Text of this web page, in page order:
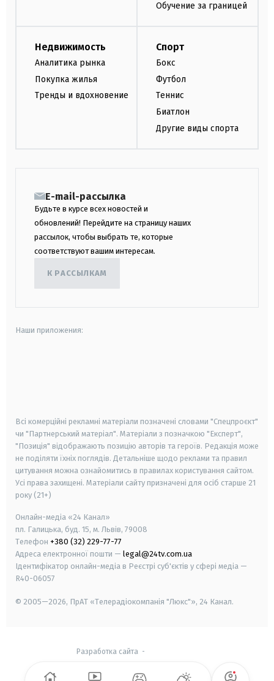
Обучение за границей
Недвижимость
Аналитика рынка
Покупка жилья
Тренды и вдохновение
Спорт
Бокс
Футбол
Теннис
Биатлон
Другие виды спорта
E-mail-рассылка
Будьте в курсе всех новостей и
обновлений! Перейдите на страницу наших
рассылок, чтобы выбрать те, которые
соответствуют вашим интересам.
К РАССЫЛКАМ
Наши приложения:
Всі комерційні рекламні матеріали позначені словами "Спецпроєкт"
чи "Партнерський матеріал". Матеріали з позначкою "Експерт",
"Позиція" відображають позицію авторів та героїв. Редакція може
не поділяти їхніх поглядів. Детальніше щодо реклами та правил
цитування можна ознайомитись в правилах користування сайтом.
Усі права захищені. Матеріали сайту призначені для осіб старше 21
року (21+)
Онлайн-медіа «24 Канал»
пл. Галицька, буд. 15, м. Львів, 79008
Телефон +380 (32) 229-77-77
Адреса електронної пошти — legal@24tv.com.ua
Ідентифікатор онлайн-медіа в Реєстрі суб'єктів у сфері медіа —
R40-06057
© 2005—2026, ПрАТ «Телерадіокомпанія "Люкс"», 24 Канал.
Разработка сайта -